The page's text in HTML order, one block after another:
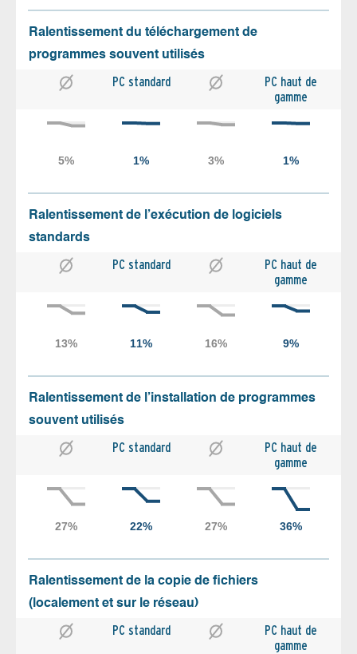
Ralentissement du téléchargement de
programmes souvent utilisés
PC standard
PC haut de
gamme
Ralentissement de l’exécution de logiciels
standards
PC standard
PC haut de
gamme
Ralentissement de l’installation de programmes
souvent utilisés
PC standard
PC haut de
gamme
Ralentissement de la copie de fichiers
(localement et sur le réseau)
PC standard
PC haut de
gamme